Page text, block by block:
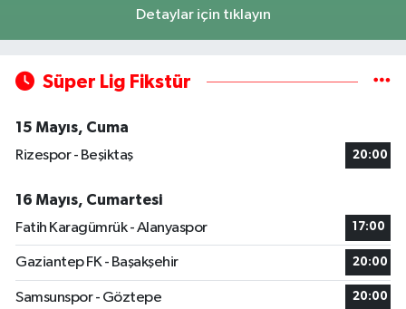
Detaylar için tıklayın
Süper Lig Fikstür
15 Mayıs, Cuma
Rizespor - Beşiktaş
20:00
16 Mayıs, Cumartesi
Fatih Karagümrük - Alanyaspor
17:00
Gaziantep FK - Başakşehir 20:00
Samsunspor - Göztepe 20:00